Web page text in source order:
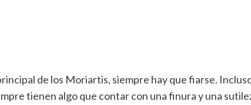
de los Moriartis, siempre hay que fiarse.
tienen algo que contar con una finura y una